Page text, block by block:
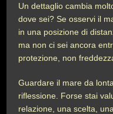
Un dettaglio cambia
dove sei? Se osservi il
in una posizione di
ma non ci sei ancora
protezione, non
Guardare il mare da
riflessione. Forse stai
relazione, una scelta,